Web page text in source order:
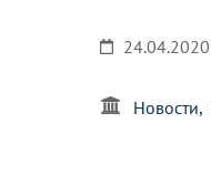
24.04.2020
Новости